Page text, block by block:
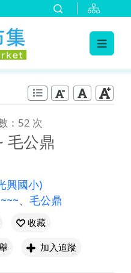
：52 次
毛公鼎
興國小)
~~~、 毛公鼎
收藏
加入追蹤